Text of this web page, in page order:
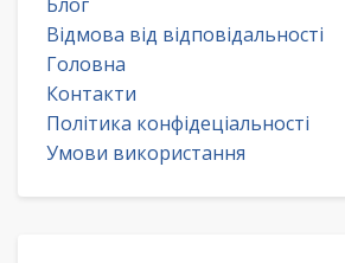
Відмова від відповідальності
Головна
Контакти
Політика конфідеціальності
Умови використання